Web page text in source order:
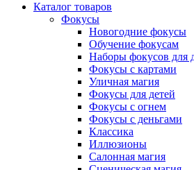
Каталог товаров
Фокусы
Новогодние фокусы
Обучение фокусам
Наборы фокусов для
Фокусы с картами
Уличная магия
Фокусы для детей
Фокусы с огнем
Фокусы с деньгами
Классика
Иллюзионы
Салонная магия